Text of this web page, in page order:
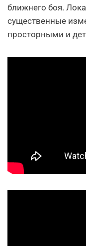
ближнего боя.
существенные
просторными и